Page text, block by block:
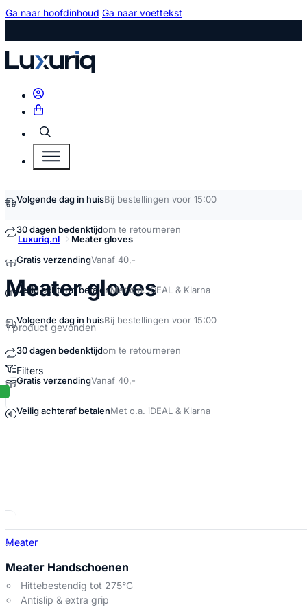
Ga naar hoofdinhoud Ga naar voettekst
Zoeken
Volgende dag in huisBij bestellingen voor 15:00
30 dagen bedenktijdom te retourneren
Gratis verzendingVanaf 40,-
Veilig achteraf betalenMet o.a. iDEAL & Klarna
Volgende dag in huisBij bestellingen voor 15:00
30 dagen bedenktijdom te retourneren
Gratis verzendingVanaf 40,-
Veilig achteraf betalenMet o.a. iDEAL & Klarna
Luxuriq.nl Meater gloves
Meater gloveskopen
1 product gevonden
Filters
Meater gloves Producten
Meater
Meater Handschoenen
Hittebestendig tot 275°C
Antislip & extra grip